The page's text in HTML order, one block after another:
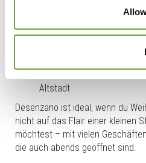
Lichtinstallationen rund um die
Natale“umfasst:
eine Eislaufbahn auf der
Altstadt
Desenzano ist ideal, wenn du
nicht auf das Flair einer kleinen
möchtest – mit vielen
die auch abends geöffnet sind.